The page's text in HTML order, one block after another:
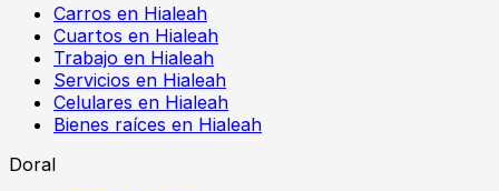
Carros en Hialeah
Cuartos en Hialeah
Trabajo en Hialeah
Servicios en Hialeah
Celulares en Hialeah
Bienes raíces en Hialeah
Doral